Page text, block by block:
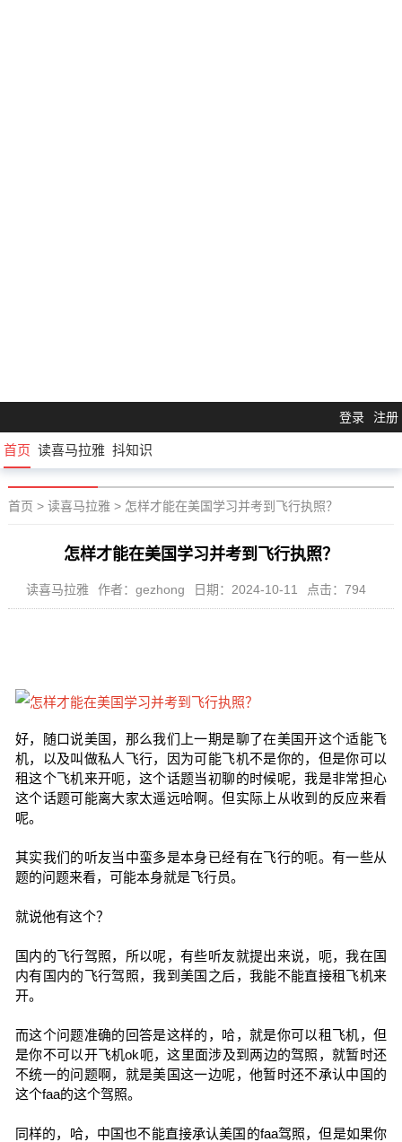
登录 注册
首页 读喜马拉雅 抖知识
首页 > 读喜马拉雅> 怎样才能在美国学习并考到飞行执照？
怎样才能在美国学习并考到飞行执照？
读喜马拉雅 作者：gezhong 日期：2024-10-11 点击：794
好，随口说美国，那么我们上一期是聊了在美国开这个适能飞
机，以及叫做私人飞行，因为可能飞机不是你的，但是你可以
租这个飞机来开呃，这个话题当初聊的时候呢，我是非常担心
这个话题可能离大家太遥远哈啊。但实际上从收到的反应来看
呢。
其实我们的听友当中蛮多是本身已经有在飞行的呃。有一些从
题的问题来看，可能本身就是飞行员。
就说他有这个？
国内的飞行驾照，所以呢，有些听友就提出来说，呃，我在国
内有国内的飞行驾照，我到美国之后，我能不能直接租飞机来
开。
而这个问题准确的回答是这样的，哈，就是你可以租飞机，但
是你不可以开飞机ok呃，这里面涉及到两边的驾照，就暂时还
不统一的问题啊，就是美国这一边呢，他暂时还不承认中国的
这个faa的这个驾照。
同样的，哈，中国也不能直接承认美国的faa驾照，但是如果你